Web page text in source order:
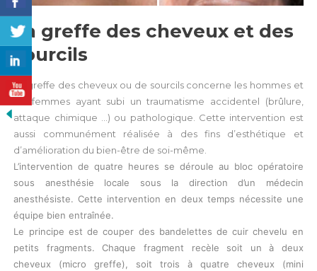
La greffe des cheveux et des
sourcils
La greffe des cheveux ou de sourcils concerne les hommes et
les femmes ayant subi un traumatisme accidentel (brûlure,
attaque chimique …) ou pathologique. Cette intervention est
aussi communément réalisée à des fins d’esthétique et
d’amélioration du bien-être de soi-même.
L’intervention de quatre heures se déroule au bloc opératoire
sous anesthésie locale sous la direction d’un médecin
anesthésiste. Cette intervention en deux temps nécessite une
équipe bien entraînée.
Le principe est de couper des bandelettes de cuir chevelu en
petits fragments. Chaque fragment recèle soit un à deux
cheveux (micro greffe), soit trois à quatre cheveux (mini